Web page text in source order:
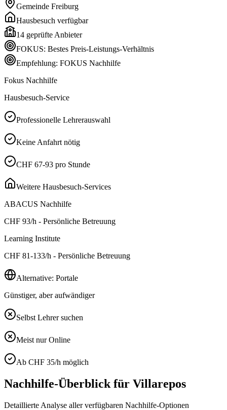
Gemeinde Freiburg
Hausbesuch verfügbar
14 geprüfte Anbieter
FOKUS: Bestes Preis-Leistungs-Verhältnis
Empfehlung: FOKUS Nachhilfe
Fokus Nachhilfe
Hausbesuch-Service
Professionelle Lehrerauswahl
Keine Anfahrt nötig
CHF 67-93 pro Stunde
Weitere Hausbesuch-Services
ABACUS Nachhilfe
CHF 93/h - Persönliche Betreuung
Learning Institute
CHF 81-133/h - Persönliche Betreuung
Alternative: Portale
Günstiger, aber aufwändiger
Selbst Lehrer suchen
Meist nur Online
Ab CHF 35/h möglich
Nachhilfe-Überblick für Villarepos
Detaillierte Analyse aller verfügbaren Nachhilfe-Optionen